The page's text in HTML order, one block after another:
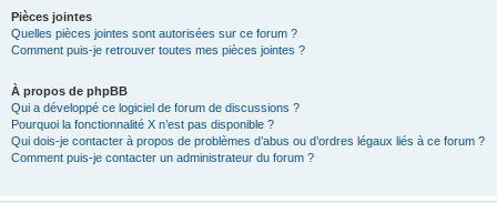
Pièces jointes
Quelles pièces jointes sont autorisées sur ce forum ?
Comment puis-je retrouver toutes mes pièces jointes ?
À propos de phpBB
Qui a développé ce logiciel de forum de discussions ?
Pourquoi la fonctionnalité X n’est pas disponible ?
Qui dois-je contacter à propos de problèmes d’abus ou d’ordres légaux liés à ce forum ?
Comment puis-je contacter un administrateur du forum ?